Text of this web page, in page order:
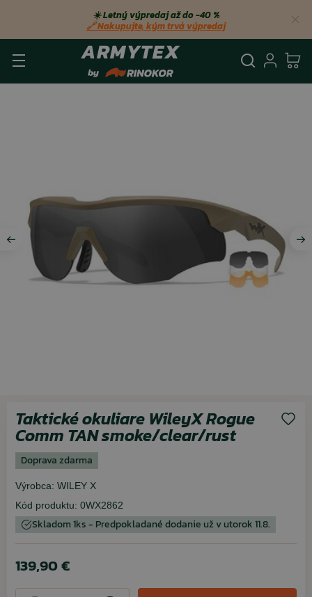
☀️ Letný výpredaj až do −40 %
🔗 Nakupujte, kým trvá výpredaj
Taktické okuliare WileyX Rogue
Comm TAN smoke/clear/rust
Doprava zdarma
Výrobca: WILEY X
Kód produktu: 0WX2862
Skladom 1ks - Predpokladané dodanie už v utorok 11.8.
139,90 €